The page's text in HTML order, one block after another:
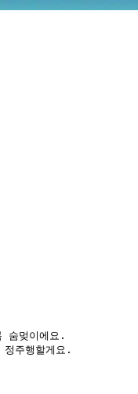
숨멎이에요.
주행할게요.